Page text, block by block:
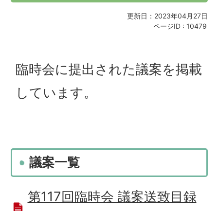
更新日：2023年04月27日
ページID : 10479
臨時会に提出された議案を掲載
しています。
議案一覧
第117回臨時会 議案送致目録